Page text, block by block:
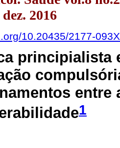
2016
10.20435/2177-
principialista
entre
1